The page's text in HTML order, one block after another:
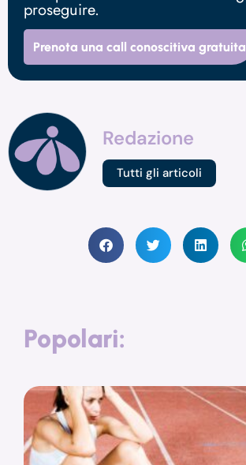
proseguire.
Prenota una call conoscitiva gratuita
Redazione
Tutti gli articoli
Popolari: